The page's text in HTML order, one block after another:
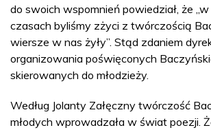
do swoich wspomnień powiedział, że
czasach byliśmy zżyci z twórczością
wiersze w nas żyły”. Stąd zdaniem
organizowania poświęconych
skierowanych do młodzieży.
Według Jolanty Załęczny twórczość
młodych wprowadzała w świat poezji.